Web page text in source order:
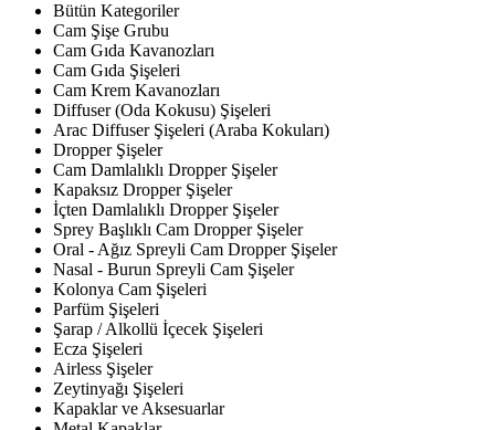
Bütün Kategoriler
Cam Şişe Grubu
Cam Gıda Kavanozları
Cam Gıda Şişeleri
Cam Krem Kavanozları
Diffuser (Oda Kokusu) Şişeleri
Arac Diffuser Şişeleri (Araba Kokuları)
Dropper Şişeler
Cam Damlalıklı Dropper Şişeler
Kapaksız Dropper Şişeler
İçten Damlalıklı Dropper Şişeler
Sprey Başlıklı Cam Dropper Şişeler
Oral - Ağız Spreyli Cam Dropper Şişeler
Nasal - Burun Spreyli Cam Şişeler
Kolonya Cam Şişeleri
Parfüm Şişeleri
Şarap / Alkollü İçecek Şişeleri
Ecza Şişeleri
Airless Şişeler
Zeytinyağı Şişeleri
Kapaklar ve Aksesuarlar